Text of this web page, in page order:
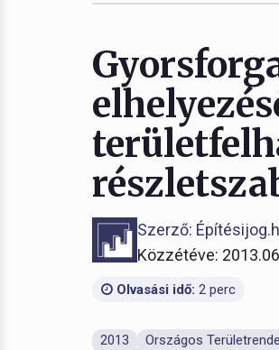
Szerző:
Közzétéve:
Olvasási idő: 2 perc
2013 Országos